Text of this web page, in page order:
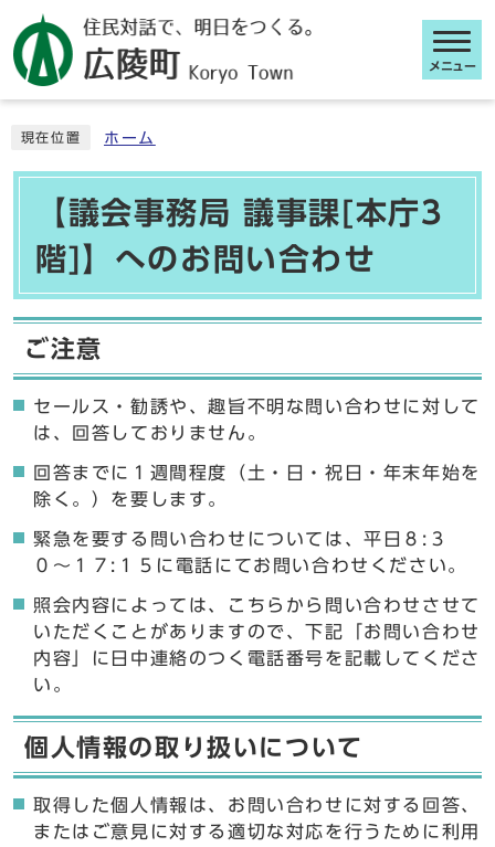
メニュー
現在位置 ホーム
【議会事務局 議事課[本庁3
階]】へのお問い合わせ
ご注意
セールス・勧誘や、趣旨不明な問い合わせに対して
は、回答しておりません。
回答までに１週間程度（土・日・祝日・年末年始を
除く。）を要します。
緊急を要する問い合わせについては、平日８:３
０〜１７:１５に電話にてお問い合わせください。
照会内容によっては、こちらから問い合わせさせて
いただくことがありますので、下記「お問い合わせ
内容」に日中連絡のつく電話番号を記載してくださ
い。
個人情報の取り扱いについて
取得した個人情報は、お問い合わせに対する回答、
またはご意見に対する適切な対応を行うために利用